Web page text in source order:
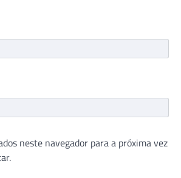
neste navegador para a próxima vez